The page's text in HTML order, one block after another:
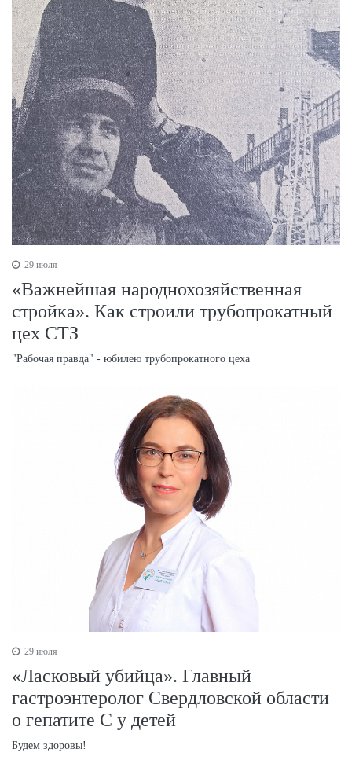
29 июля
«Важнейшая народнохозяйственная
стройка». Как строили трубопрокатный
цех СТЗ
"Рабочая правда" - юбилею трубопрокатного цеха
29 июля
«Ласковый убийца». Главный
гастроэнтеролог Свердловской области
о гепатите С у детей
Будем здоровы!